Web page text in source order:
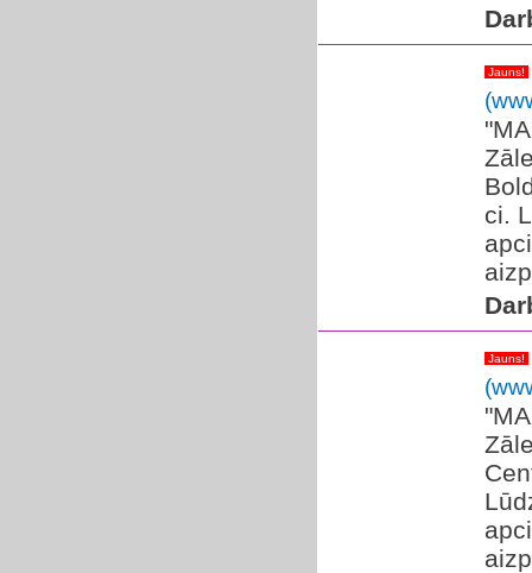
Jauns!
ci.
Jauns!